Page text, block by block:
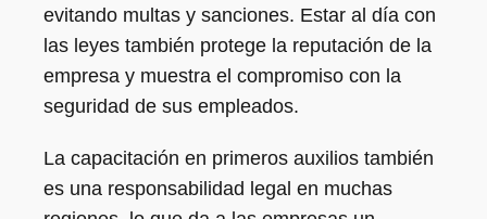
evitando multas y sanciones. Estar al día con
las leyes también protege la reputación de la
empresa y muestra el compromiso con la
seguridad de sus empleados.
La capacitación en primeros auxilios también
es una responsabilidad legal en muchas